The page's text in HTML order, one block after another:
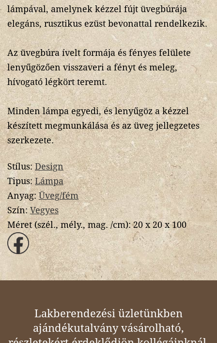
lámpával, amelynek kézzel fújt üvegbúrája
elegáns, rusztikus ezüst bevonattal rendelkezik.
Az üvegbúra ívelt formája és fényes felülete
lenyűgözően visszaveri a fényt és meleg,
hívogató légkört teremt.
Minden lámpa egyedi, és lenyűgöz a kézzel
készített megmunkálása és az üveg jellegzetes
szerkezete.
Stílus:Design
Tipus:Lámpa
Anyag:Üveg/fém
Szín:Vegyes
Méret (szél., mély., mag. /cm):20 x 20 x 100
Lakberendezési üzletünkben
ajándékutalvány vásárolható,